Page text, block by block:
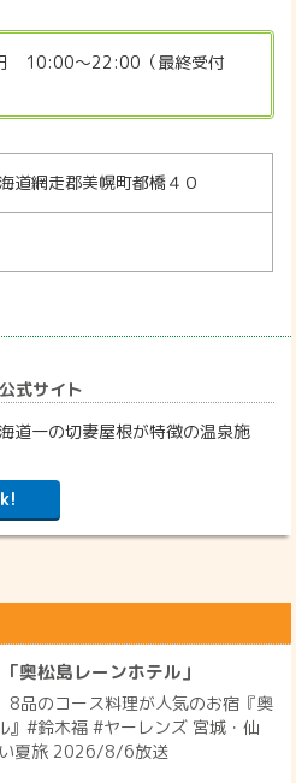
10:00～22:00（最終受付
網走郡美幌町都橋４０
式サイト
道一の切妻屋根が特徴の温泉施
奥松島レーンホテル」
8品のコース料理が人気のお宿『奥
』#鈴木福 #ヤーレンズ 宮城・仙
夏旅 2026/8/6放送